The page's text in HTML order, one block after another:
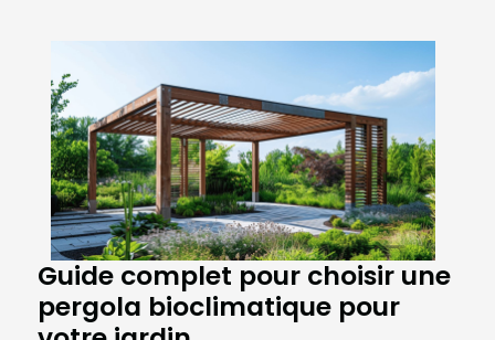
Guide complet pour choisir une
pergola bioclimatique pour